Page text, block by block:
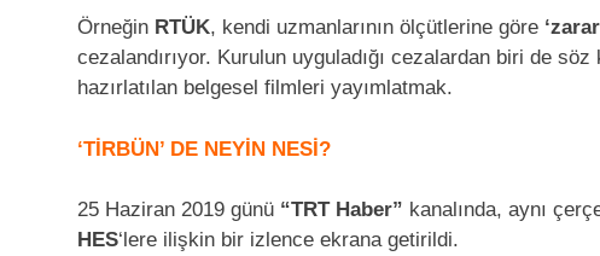
Örneğin RTÜK, kendi uzmanlarının ölçütlerine göre
cezalandırıyor. Kurulun uyguladığı cezalardan biri de
hazırlatılan belgesel filmleri yayımlatmak.
‘TİRBÜN’ DE NEYİN NESİ?
25 Haziran 2019 günü “TRT Haber” kanalında, aynı
HES‘lere ilişkin bir izlence ekrana getirildi.